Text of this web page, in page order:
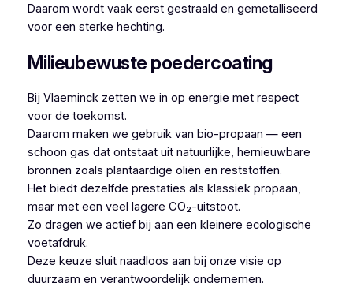
Daarom wordt vaak eerst gestraald en gemetalliseerd
voor een sterke hechting.
Milieubewuste poedercoating
Bij Vlaeminck zetten we in op energie met respect
voor de toekomst.
Daarom maken we gebruik van bio-propaan — een
schoon gas dat ontstaat uit natuurlijke, hernieuwbare
bronnen zoals plantaardige oliën en reststoffen.
Het biedt dezelfde prestaties als klassiek propaan,
maar met een veel lagere CO₂-uitstoot.
Zo dragen we actief bij aan een kleinere ecologische
voetafdruk.
Deze keuze sluit naadloos aan bij onze visie op
duurzaam en verantwoordelijk ondernemen.